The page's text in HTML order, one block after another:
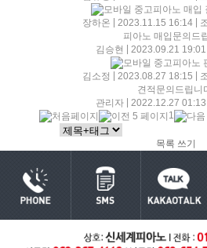
중고피아노 매입
장하온
2023.11.15 16:14
피아노 매입문의드
김승현
2023.09.21 19:01
중고피아노
김소정
2023.08.27 18:15
견적문의드립니
관리자
2022.12.27 01:13
1
목록 쓰기